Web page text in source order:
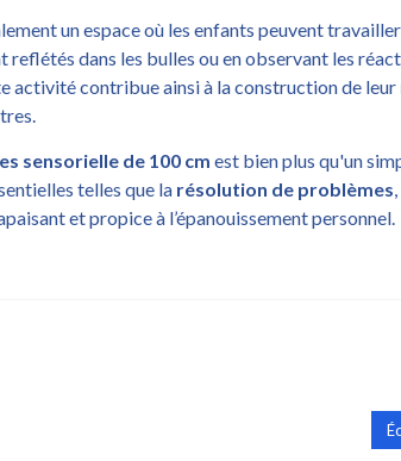
un espace où les enfants peuvent
reflétés dans les bulles ou en observant les
activité contribue ainsi à la construction de leur
sensorielle de 100 cm est bien plus qu'un
telles que la résolution de problèmes
et propice à l’épanouissement personnel.